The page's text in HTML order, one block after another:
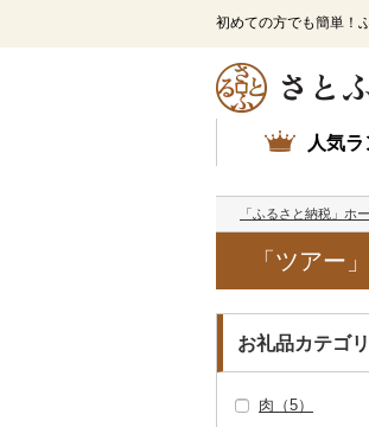
初めての方でも簡単！
人気
「ふるさと納税」ホ
「ツアー
お礼品カテゴリ
肉（5）